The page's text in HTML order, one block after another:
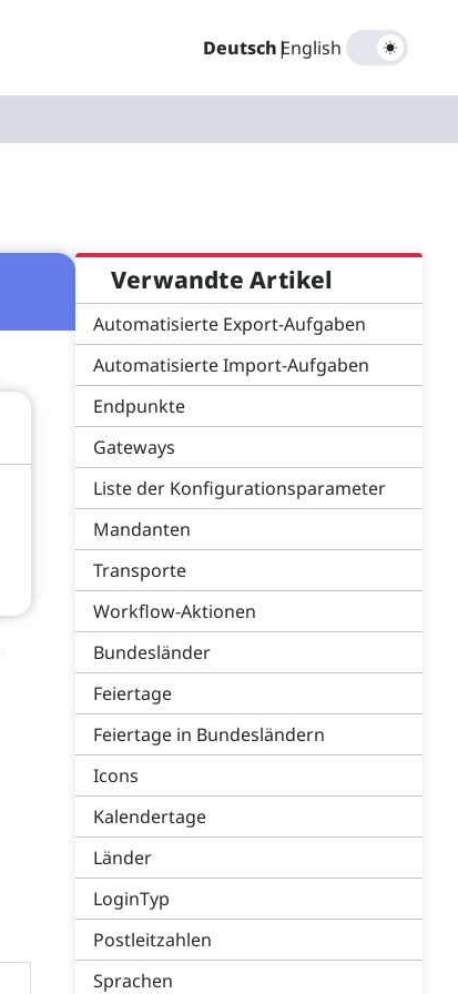
Deutsch|
English
Verwandte Artikel
Automatisierte Export-Aufgaben
Automatisierte Import-Aufgaben
Endpunkte
Gateways
Liste der Konfigurationsparameter
Mandanten
Transporte
Workflow-Aktionen
Bundesländer
Feiertage
Feiertage in Bundesländern
Icons
Kalendertage
Länder
LoginTyp
Postleitzahlen
Sprachen